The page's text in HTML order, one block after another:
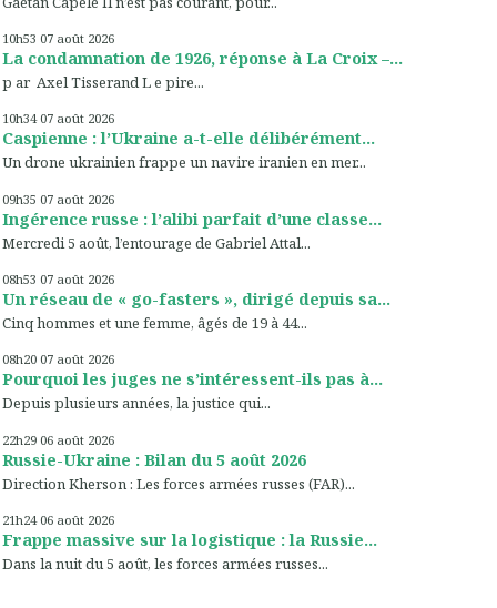
10h53 07 août 2026
La condamnation de 1926, réponse à La Croix –...
p ar Axel Tisserand L e pire...
10h34 07 août 2026
Caspienne : l’Ukraine a-t-elle délibérément...
Un drone ukrainien frappe un navire iranien en mer...
09h35 07 août 2026
Ingérence russe : l’alibi parfait d’une classe...
Mercredi 5 août, l’entourage de Gabriel Attal...
08h53 07 août 2026
Un réseau de « go-fasters », dirigé depuis sa...
Cinq hommes et une femme, âgés de 19 à 44...
08h20 07 août 2026
Pourquoi les juges ne s’intéressent-ils pas à...
Depuis plusieurs années, la justice qui...
22h29 06 août 2026
Russie-Ukraine : Bilan du 5 août 2026
Direction Kherson : Les forces armées russes (FAR)...
21h24 06 août 2026
Frappe massive sur la logistique : la Russie...
Dans la nuit du 5 août, les forces armées russes...